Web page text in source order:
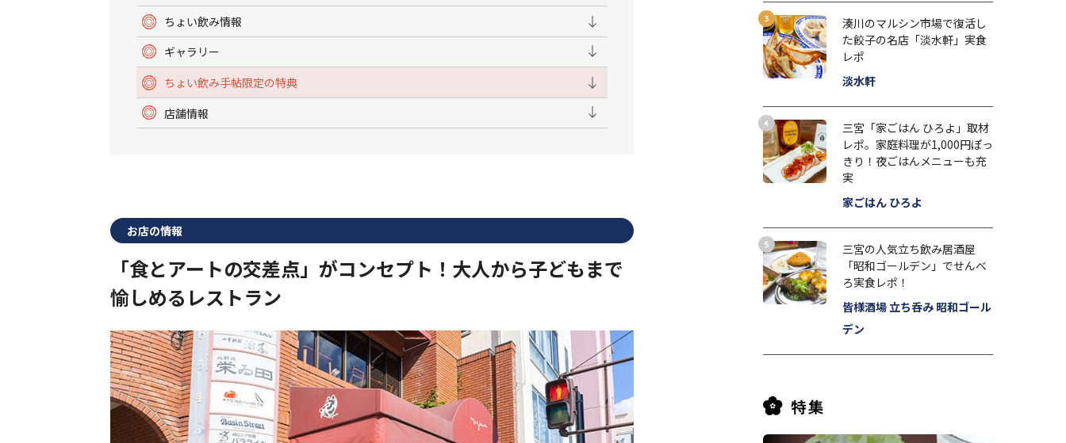
ちょい飲み情報
ギャラリー
ちょい飲み手帖限定の特典
店舗情報
お店の情報
「食とアートの交差点」がコンセプト！大人から子どもまで
愉しめるレストラン
湊川のマルシン市場で復活し
た餃子の名店「淡水軒」実食
レポ
淡水軒
三宮「家ごはん ひろよ」取材
レポ。家庭料理が1,000円ぽっ
きり！夜ごはんメニューも充
実
家ごはん ひろよ
三宮の人気立ち飲み居酒屋
「昭和ゴールデン」でせんべ
ろ実食レポ！
皆様酒場 立ち呑み 昭和ゴール
デン